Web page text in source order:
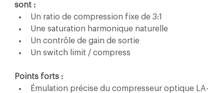
sont :
Un ratio de compression fixe de 3:1
Une saturation harmonique naturelle
Un contrôle de gain de sortie
Un switch limit / compress
Points forts :
Émulation précise du compresseur optique LA-